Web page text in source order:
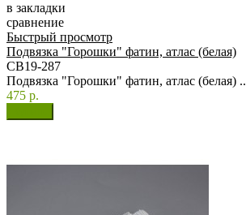
в закладки
сравнение
Быстрый просмотр
Подвязка "Горошки" фатин, атлас (белая)
СВ19-287
Подвязка "Горошки" фатин, атлас (белая) ..
475 р.